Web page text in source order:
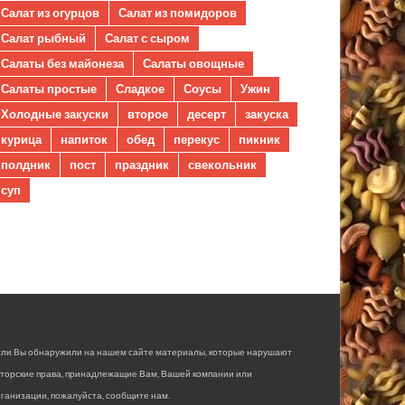
Салат из огурцов
Салат из помидоров
Салат рыбный
Салат с сыром
Салаты без майонеза
Салаты овощные
Салаты простые
Сладкое Соусы
Ужин
Холодные закуски
второе десерт
закуска
курица
напиток обед перекус
пикник
полдник
пост праздник
свекольник
суп
Вы обнаружили на нашем сайте материалы, которые нарушают
права, принадлежащие Вам, Вашей компании или
пожалуйста, сообщите нам.